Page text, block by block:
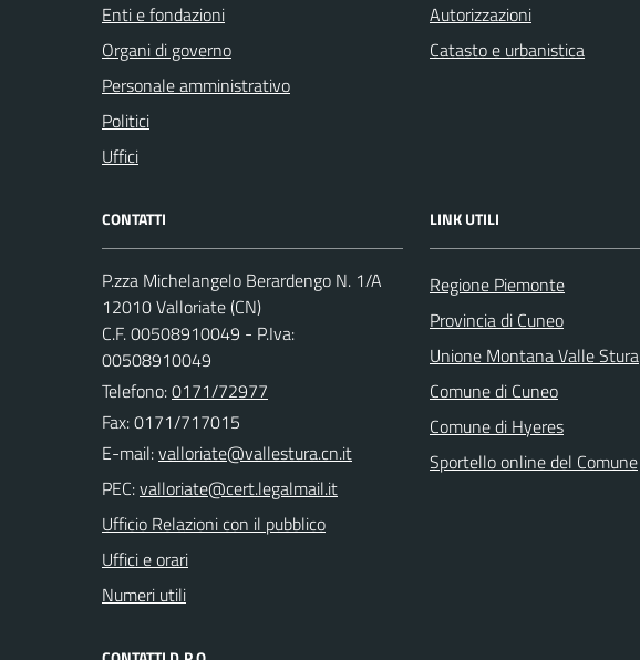
Enti e fondazioni
Organi di governo
Personale amministrativo
Politici
Uffici
Autorizzazioni
Catasto e urbanistica
CONTATTI
P.zza Michelangelo Berardengo N. 1/A
12010 Valloriate (CN)
C.F. 00508910049 - P.Iva:
00508910049
Telefono:0171/72977
Fax: 0171/717015
E-mail:
PEC:
Ufficio Relazioni con il pubblico
Uffici e orari
Numeri utili
LINK UTILI
Regione Piemonte
Provincia di Cuneo
Unione Montana Valle Stura
Comune di Cuneo
Comune di Hyeres
Sportello online del Comune